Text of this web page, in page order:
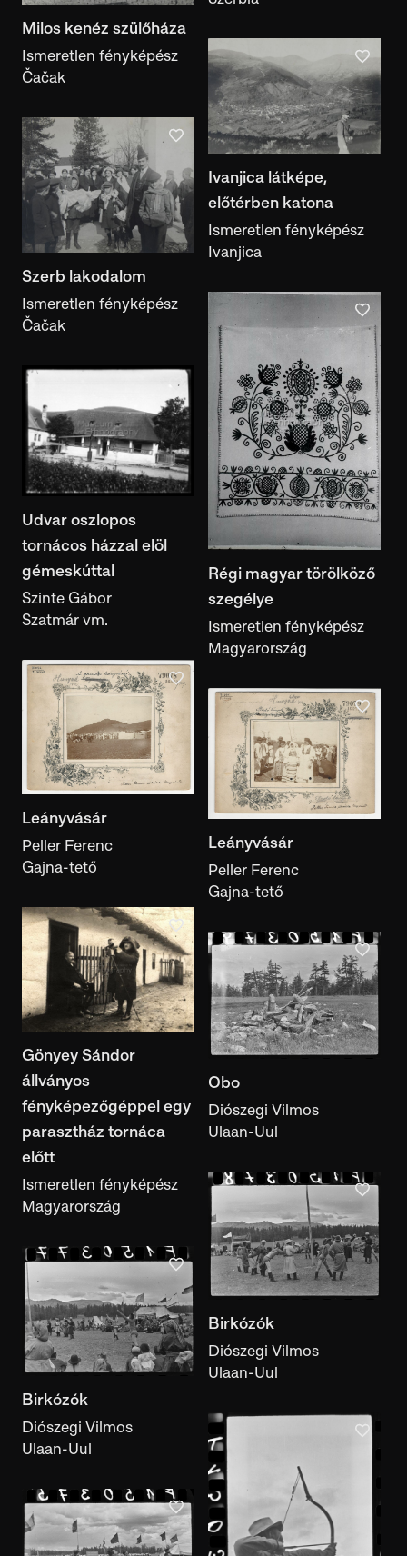
dokumentumtípus
Képekkel Kiállításban
Irodalmi hivatkozással
Feliratos
Megtalálható a Motívumalkotóban
Milos kenéz szülőháza
Ismeretlen fényképész
Čačak
Ivanjica látképe,
előtérben katona
Ismeretlen fényképész
Ivanjica
Szerb lakodalom
Ismeretlen fényképész
Čačak
Régi magyar törölköző
szegélye
Ismeretlen fényképész
Magyarország
Udvar oszlopos
tornácos házzal elöl
gémeskúttal
Szinte Gábor
Szatmár vm.
Leányvásár
Peller Ferenc
Gajna-tető
Leányvásár
Peller Ferenc
Gajna-tető
Gönyey Sándor
állványos
fényképezőgéppel egy
parasztház tornáca
előtt
Ismeretlen fényképész
Magyarország
Obo
Diószegi Vilmos
Ulaan-Uul
Birkózók
Diószegi Vilmos
Ulaan-Uul
Birkózók
Diószegi Vilmos
Ulaan-Uul